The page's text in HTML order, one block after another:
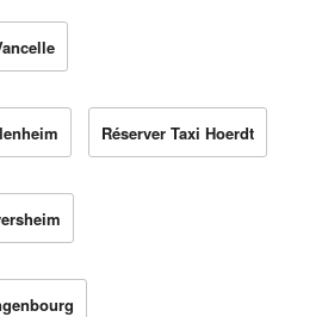
Réserver Taxi Hoerdt